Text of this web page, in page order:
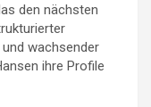
den nächsten
wachsender
ihre Profile